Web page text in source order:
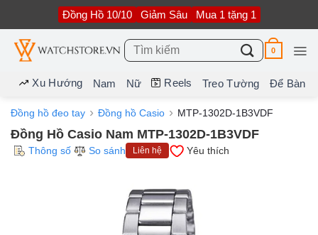
nội
dung
Đồng Hồ 10/10 Giảm Sâu Mua 1 tặng 1
Tìm
kiếm:
0
Xu Hướng Nam Nữ Reels Treo Tường Để Bàn
Đồng hồ đeo tay Đồng hồ Casio MTP-1302D-1B3VDF
Đồng Hồ Casio Nam MTP-1302D-1B3VDF
Thông số So sánh Liên hệ Yêu thích